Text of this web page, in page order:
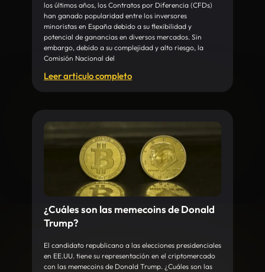
los últimos años, los Contratos por Diferencia (CFDs)
han ganado popularidad entre los inversores
minoristas en España debido a su flexibilidad y
potencial de ganancias en diversos mercados. Sin
embargo, debido a su complejidad y alto riesgo, la
Comisión Nacional del
Leer articulo completo
¿Cuáles son las memecoins de Donald
Trump?
El candidato republicano a las elecciones presidenciales
en EE.UU. tiene su representación en el criptomercado
con las memecoins de Donald Trump. ¿Cuáles son las